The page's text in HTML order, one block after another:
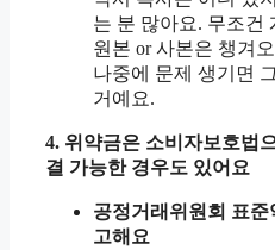
는 분 많아요. 무조건
원본 or 사본은 챙겨
나중에 문제 생기면
거예요.
4. 위약금은 소비자보호법
결 가능한 경우도 있어요
공정거래위원회 표준
고해요